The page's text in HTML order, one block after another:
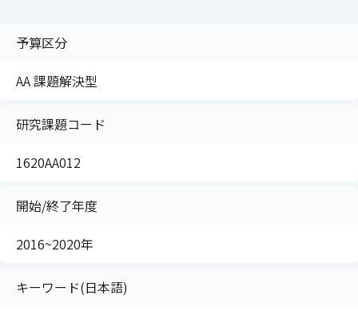
予算区分
AA 課題解決型
研究課題コード
1620AA012
開始/終了年度
2016~2020年
キーワード(日本語)